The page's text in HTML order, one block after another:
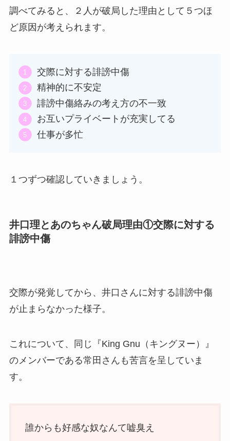
調べてみると、２人が破局した理由として５つほ
ど原因が考えられます。
交際に対する誹謗中傷
精神的に不安定
誹謗中傷絡みの考え方の不一致
お互いプライベートが充実してる
仕事が多忙
１つずつ確認していきましょう。
井口理とあのちゃん破局理由①交際に対する
誹謗中傷
交際が発覚してから、井口さんに対する誹謗中傷
が止まらなかった様子。
これについて、同じ『King Gnu（キングヌー）』
のメンバーである常田さんも苦言を呈していま
す。
誰からも好感な奴なんて嘘臭え